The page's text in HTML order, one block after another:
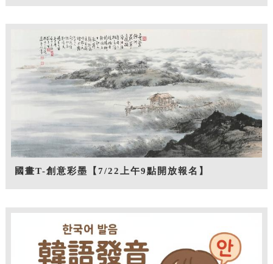
國畫T-創意彩墨【7/22上午9點開放報名】